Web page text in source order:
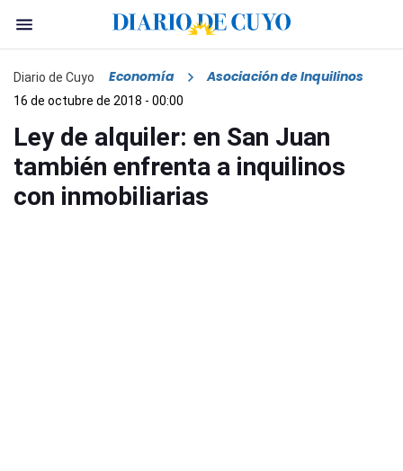
Diario de Cuyo Economía Asociación de Inquilinos
16 de octubre de 2018 - 00:00
Ley de alquiler: en San Juan
también enfrenta a inquilinos
con inmobiliarias